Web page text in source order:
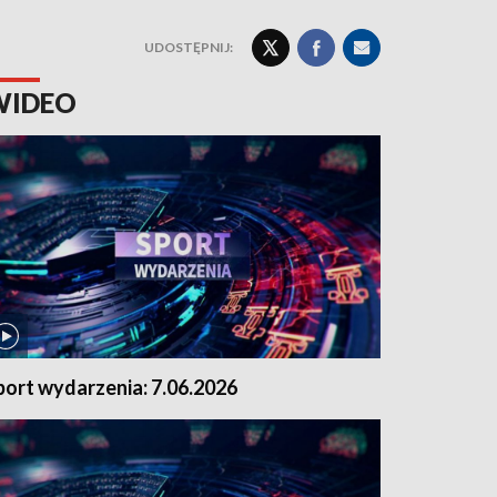
UDOSTĘPNIJ:
wydarzenia: 7.06.2026